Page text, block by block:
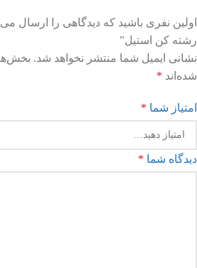
اولین نفری باشید که دیدگاهی را ارسال
رشته کن استیل”
نشانی ایمیل شما منتشر نخواهد شد.
شده‌اند *
امتیاز شما *
دیدگاه شما *